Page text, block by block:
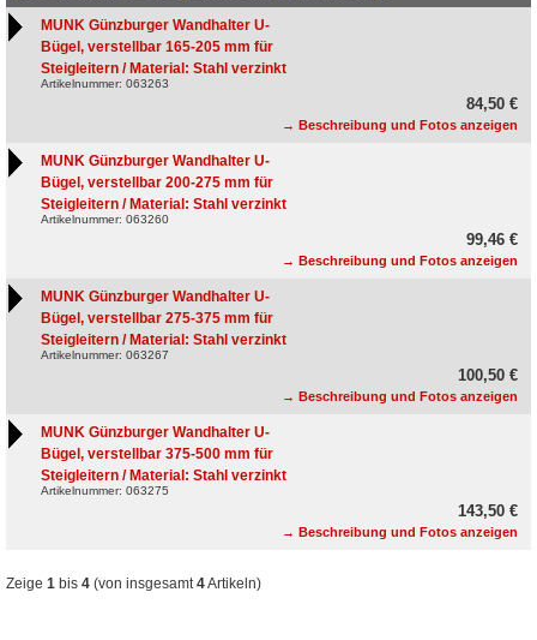
MUNK Günzburger Wandhalter U-
Bügel, verstellbar 165-205 mm für
Steigleitern / Material: Stahl verzinkt
Artikelnummer: 063263
84,50 €
→ Beschreibung und Fotos anzeigen
MUNK Günzburger Wandhalter U-
Bügel, verstellbar 200-275 mm für
Steigleitern / Material: Stahl verzinkt
Artikelnummer: 063260
99,46 €
→ Beschreibung und Fotos anzeigen
MUNK Günzburger Wandhalter U-
Bügel, verstellbar 275-375 mm für
Steigleitern / Material: Stahl verzinkt
Artikelnummer: 063267
100,50 €
→ Beschreibung und Fotos anzeigen
MUNK Günzburger Wandhalter U-
Bügel, verstellbar 375-500 mm für
Steigleitern / Material: Stahl verzinkt
Artikelnummer: 063275
143,50 €
→ Beschreibung und Fotos anzeigen
Zeige 1 bis 4 (von insgesamt4Artikeln)